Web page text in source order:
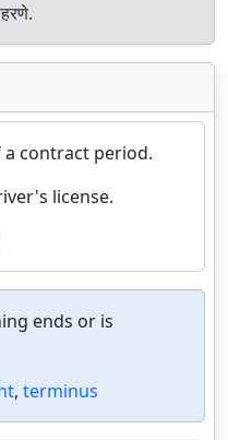
contract period.
license.
ends or is
, terminus